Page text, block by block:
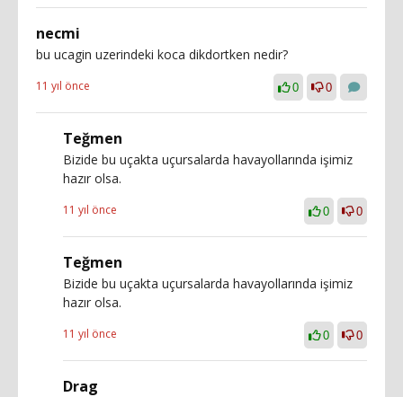
necmi
bu ucagin uzerindeki koca dikdortken nedir?
11 yıl önce 0 0
Teğmen
Bizide bu uçakta uçursalarda havayollarında işimiz
hazır olsa.
11 yıl önce 0 0
Teğmen
Bizide bu uçakta uçursalarda havayollarında işimiz
hazır olsa.
11 yıl önce 0 0
Drag